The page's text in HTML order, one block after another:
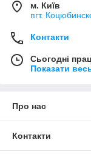
м. Київ
пгт.
Контакти
Сьогодні
Показати
Про нас
Контакти